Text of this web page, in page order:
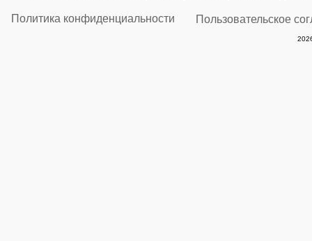
Политика конфиденциальности Пользовательское